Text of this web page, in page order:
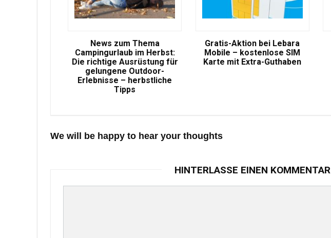
News zum Thema
Campingurlaub im Herbst:
Die richtige Ausrüstung für
gelungene Outdoor-
Erlebnisse – herbstliche
Tipps
Gratis-Aktion bei Lebara
Mobile – kostenlose SIM
Karte mit Extra-Guthaben
We will be happy to hear your thoughts
HINTERLASSE EINEN KOMMENTAR